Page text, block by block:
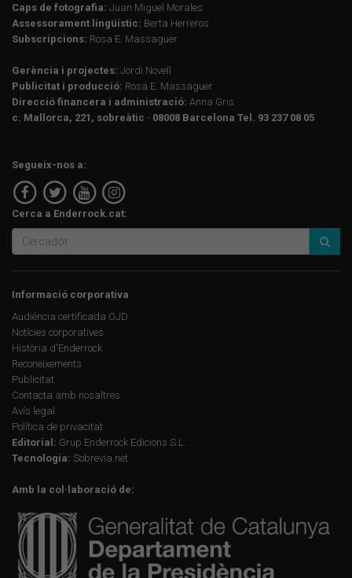
Caps de fotografia: Juan Miguel Morales
Assessorament lingüístic: Berta Herreros
Subscripcions: Rosa E. Massaguer
Gerència i projectes: Jordi Novell
Publicitat i producció: Rosa E. Massaguer
Direcció financera i administració: Anna Gris
c. Mallorca, 221, sobreàtic · 08008 Barcelona Tel. 93 237 08 05
Segueix-nos a:
Cerca a Enderrock.cat:
Informació corporativa
Audiència certificada OJD
Notícies corporatives
Història d'Enderrock
Reconeixements
Publicitat
Contacta amb nosaltres
Avís legal
Política de privacitat
Editorial: Grup Enderrock Edicions S.L.
Tecnologia: Sobrevia.net
Amb la col·laboració de: